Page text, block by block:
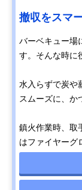
撤収をスマ
バーベキュー場
す。そんな時に
水入らずで炭や
スムーズに、か
鎮火作業時、取
はファイヤーグ